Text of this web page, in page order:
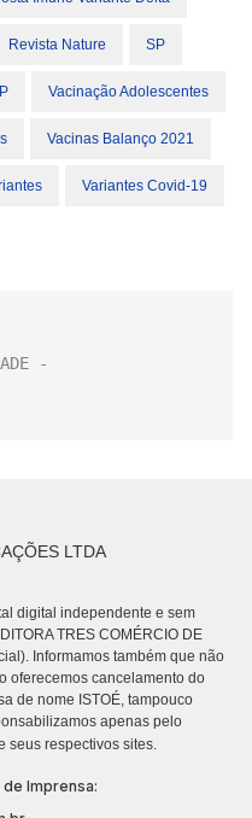
Revista Nature SP
Vacinação Adolescentes
Vacinas Balanço 2021
Variantes Covid-19
LTDA
digital independente e sem
TRES COMÉRCIO DE
Informamos também que não
oferecemos cancelamento do
de nome ISTOÉ, tampouco
apenas pelo
seus respectivos sites.
Imprensa: